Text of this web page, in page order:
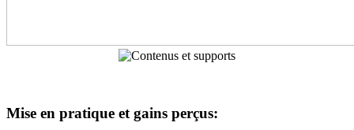
Mise en pratique et gains perçus: